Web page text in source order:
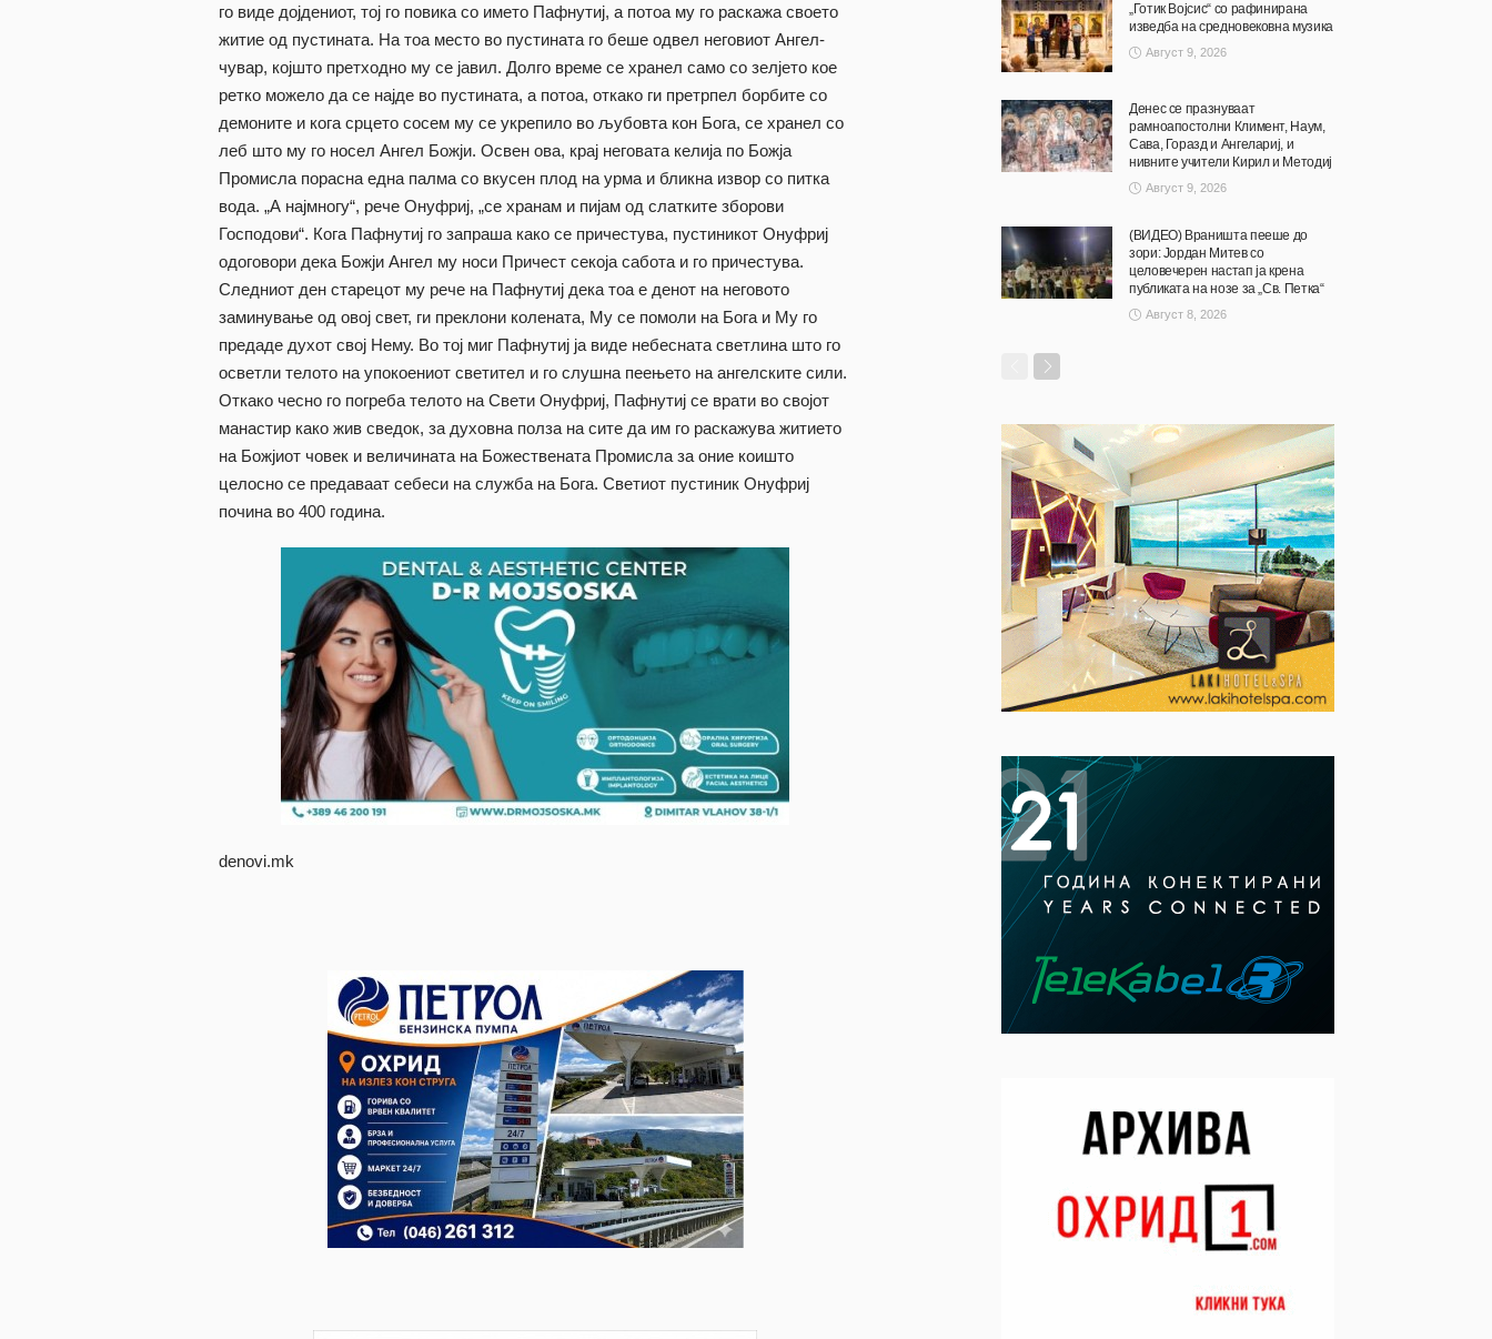
го виде дојдениот, тој го повика со името Пафнутиј, а потоа му го раскажа своето
житие од пустината. На тоа место во пустината го беше одвел неговиот Ангел-
чувар, којшто претходно му се јавил. Долго време се хранел само со зелјето кое
ретко можело да се најде во пустината, а потоа, откако ги претрпел борбите со
демоните и кога срцето сосем му се укрепило во љубовта кон Бога, се хранел со
леб што му го носел Ангел Божји. Освен ова, крај неговата келија по Божја
Промисла порасна една палма со вкусен плод на урма и бликна извор со питка
вода. „А најмногу“, рече Онуфриј, „се хранам и пијам од слатките зборови
Господови“. Кога Пафнутиј го запраша како се причестува, пустиникот Онуфриј
одоговори дека Божји Ангел му носи Причест секоја сабота и го причестува.
Следниот ден старецот му рече на Пафнутиј дека тоа е денот на неговото
заминување од овој свет, ги преклони колената, Му се помоли на Бога и Му го
предаде духот свој Нему. Во тој миг Пафнутиј ја виде небесната светлина што го
осветли телото на упокоениот светител и го слушна пеењето на ангелските сили.
Откако чесно го погреба телото на Свети Онуфриј, Пафнутиј се врати во својот
манастир како жив сведок, за духовна полза на сите да им го раскажува житието
на Божјиот човек и величината на Божествената Промисла за оние коишто
целосно се предаваат себеси на служба на Бога. Светиот пустиник Онуфриј
почина во 400 година.
denovi.mk
„Готик Војсис“ со рафинирана
изведба на средновековна музика
Август 9, 2026
Денес се празнуваат
рамноапостолни Климент, Наум,
Сава, Горазд и Ангелариј, и
нивните учители Кирил и Методиј
Август 9, 2026
(ВИДЕО) Враништа пееше до
зори: Јордан Митев со
целовечерен настап ја крена
публиката на нозе за „Св. Петка“
Август 8, 2026